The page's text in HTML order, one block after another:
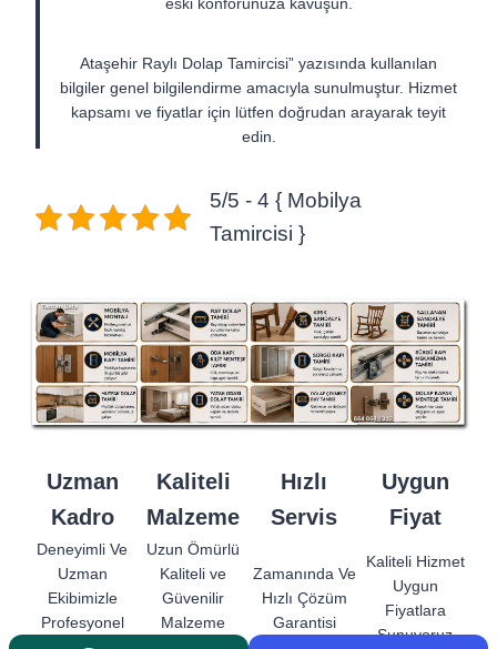
Ataşehir Raylı Dolap Tamircisi” yazısında kullanılan
bilgiler genel bilgilendirme amacıyla sunulmuştur. Hizmet
kapsamı ve fiyatlar için lütfen doğrudan arayarak teyit
edin.
5/5 - 4 { Mobilya
Tamircisi }
Uzman
Kadro
Kaliteli
Malzeme
Hızlı
Servis
Uygun
Fiyat
Deneyimli Ve
Uzman
Ekibimizle
Profesyonel
Uzun Ömürlü
Kaliteli ve
Güvenilir
Malzeme
Zamanında Ve
Hızlı Çözüm
Garantisi
Kaliteli Hizmet
Uygun
Fiyatlara
Sunuyoruz